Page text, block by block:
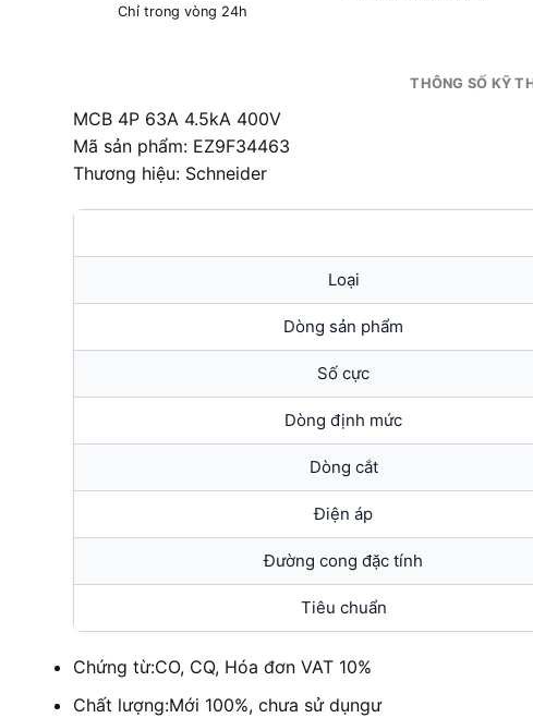
Chỉ trong vòng 24h
THÔNG SỐ KỸ
MCB 4P 63A 4.5kA 400V
Mã sản phẩm: EZ9F34463
Thương hiệu: Schneider
Loại
Dòng sản phẩm
Số cực
Dòng định mức
Dòng cắt
Điện áp
Đường cong đặc tính
Tiêu chuẩn
Chứng từ:CO, CQ, Hóa đơn VAT 10%
Chất lượng:Mới 100%, chưa sử dụngư